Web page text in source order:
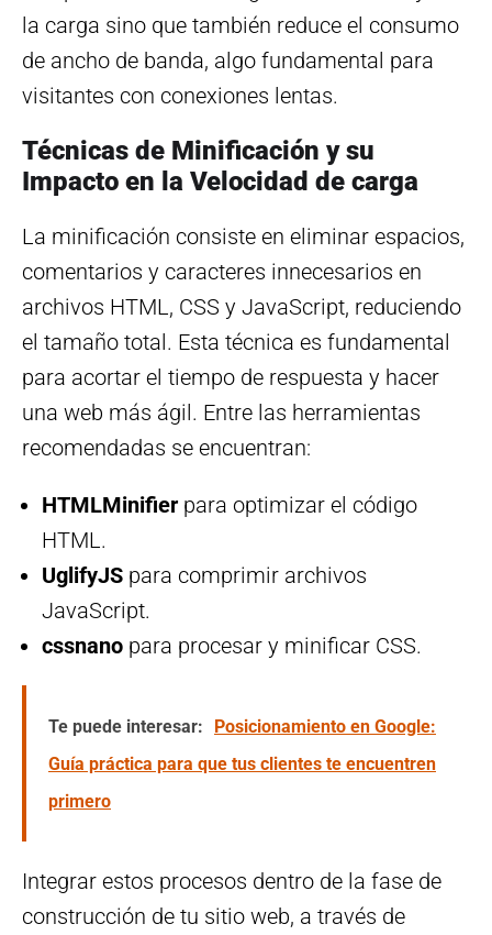
la carga sino que también reduce el consumo
de ancho de banda, algo fundamental para
visitantes con conexiones lentas.
Técnicas de Minificación y su
Impacto en la Velocidad de carga
La minificación consiste en eliminar espacios,
comentarios y caracteres innecesarios en
archivos HTML, CSS y JavaScript, reduciendo
el tamaño total. Esta técnica es fundamental
para acortar el tiempo de respuesta y hacer
una web más ágil. Entre las herramientas
recomendadas se encuentran:
HTMLMinifier para optimizar el código
HTML.
UglifyJS para comprimir archivos
JavaScript.
cssnano para procesar y minificar CSS.
Te puede interesar:
Posicionamiento en Google:
Guía práctica para que tus clientes te encuentren
primero
Integrar estos procesos dentro de la fase de
construcción de tu sitio web, a través de